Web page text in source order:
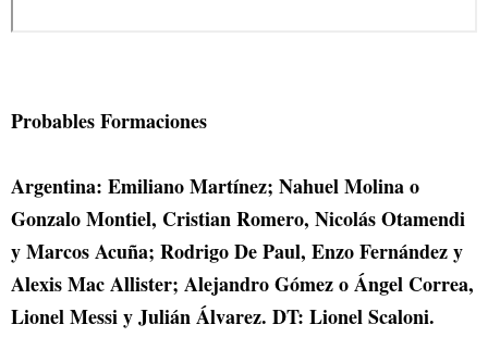
Probables Formaciones
Argentina: Emiliano Martínez; Nahuel Molina o
Gonzalo Montiel, Cristian Romero, Nicolás Otamendi
y Marcos Acuña; Rodrigo De Paul, Enzo Fernández y
Alexis Mac Allister; Alejandro Gómez o Ángel Correa,
Lionel Messi y Julián Álvarez. DT: Lionel Scaloni.